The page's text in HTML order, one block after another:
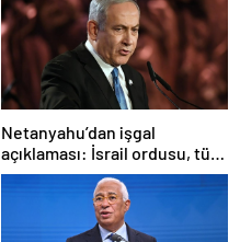
Netanyahu’dan işgal
açıklaması: İsrail ordusu, tüm
gücüyle Gazze’ye girecek